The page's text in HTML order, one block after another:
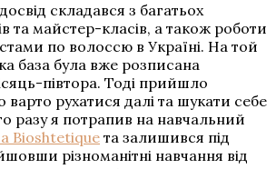
складався з багатьох
та майстер-класів, а також роботи
по волоссю в Україні. На той
база була вже розписана
півтора. Тоді прийшло
рухатися далі та шукати себе
разу я потрапив на навчальний
Bioshtetiqueта залишився під
різноманітні навчання від